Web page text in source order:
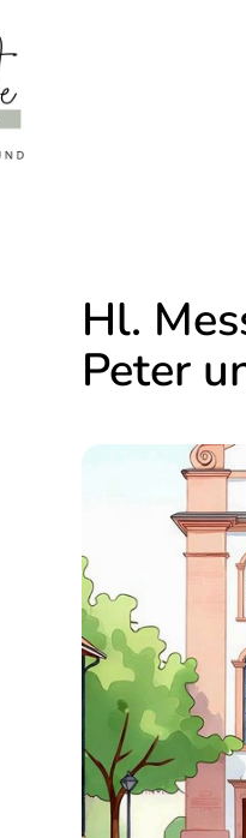
Hl.
Peter